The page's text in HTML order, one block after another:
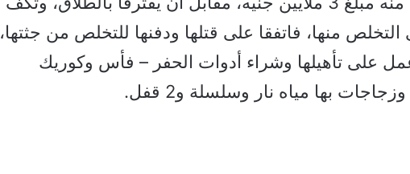
التخلص منها، فاتفقا على قتلها ودفنها للتخلص من جثتها،
على تأهيلها وشراء أدوات الحفر – فأس وكوريك
بها مياه نار وسلسلة و2 قفل.